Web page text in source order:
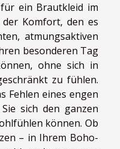
ein Brautkleid im
Komfort, den es
atmungsaktiven
besonderen Tag
ohne sich in
zu fühlen.
Fehlen eines engen
sich den ganzen
können. Ob
– in Ihrem Boho-